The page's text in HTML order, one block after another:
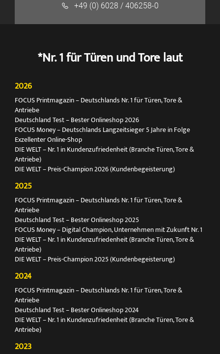
+49 (0) 6028 / 406258-0
*Nr. 1 für Türen und Tore laut
2026
FOCUS Printmagazin – Deutschlands Nr. 1 für Türen, Tore &
Antriebe
Deutschland Test – Bester Onlineshop 2026
FOCUS Money – Deutschlands Langzeitsieger 5 Jahre in Folge
Exzellenter Online-Shop
DIE WELT – Nr. 1 in Kundenzufriedenheit (Branche Türen, Tore &
Antriebe)
DIE WELT – Preis-Champion 2026 (Kundenbegeisterung)
2025
FOCUS Printmagazin – Deutschlands Nr. 1 für Türen, Tore &
Antriebe
Deutschland Test – Bester Onlineshop 2025
FOCUS Money – Digital Champion, Unternehmen mit Zukunft Nr. 1
DIE WELT – Nr. 1 in Kundenzufriedenheit (Branche Türen, Tore &
Antriebe)
DIE WELT – Preis-Champion 2025 (Kundenbegeisterung)
2024
FOCUS Printmagazin – Deutschlands Nr. 1 für Türen, Tore &
Antriebe
Deutschland Test – Bester Onlineshop 2024
DIE WELT – Nr. 1 in Kundenzufriedenheit (Branche Türen, Tore &
Antriebe)
2023